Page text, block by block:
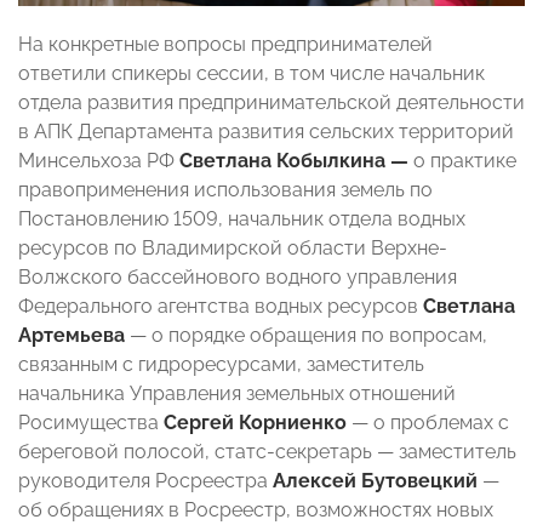
На конкретные вопросы предпринимателей
ответили спикеры сессии, в том числе начальник
отдела развития предпринимательской деятельности
в АПК Департамента развития сельских территорий
Минсельхоза РФ Светлана Кобылкина — о практике
правоприменения использования земель по
Постановлению 1509, начальник отдела водных
ресурсов по Владимирской области Верхне-
Волжского бассейнового водного управления
Федерального агентства водных ресурсов Светлана
Артемьева — о порядке обращения по вопросам,
связанным с гидроресурсами, заместитель
начальника Управления земельных отношений
Росимущества Сергей Корниенко — о проблемах с
береговой полосой, статс-секретарь — заместитель
руководителя Росреестра Алексей Бутовецкий —
об обращениях в Росреестр, возможностях новых